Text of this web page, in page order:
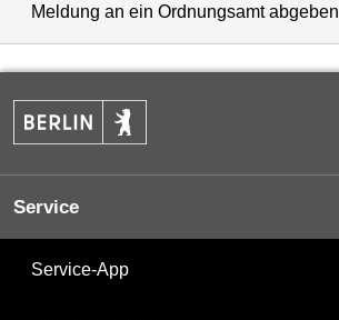
Meldung an ein Ordnungsamt abgeben
Service
Service-App